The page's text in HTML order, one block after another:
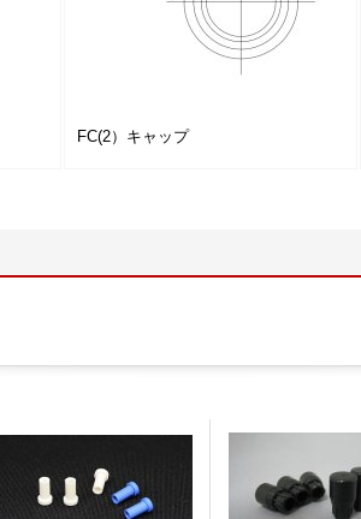
FC(2）キャップ